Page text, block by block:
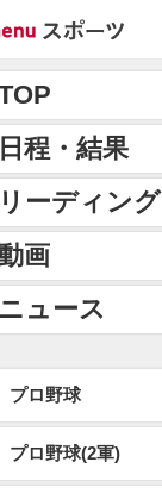
日程・結果
リーディング
画
ニュース
プロ野球
プロ野球(2軍)